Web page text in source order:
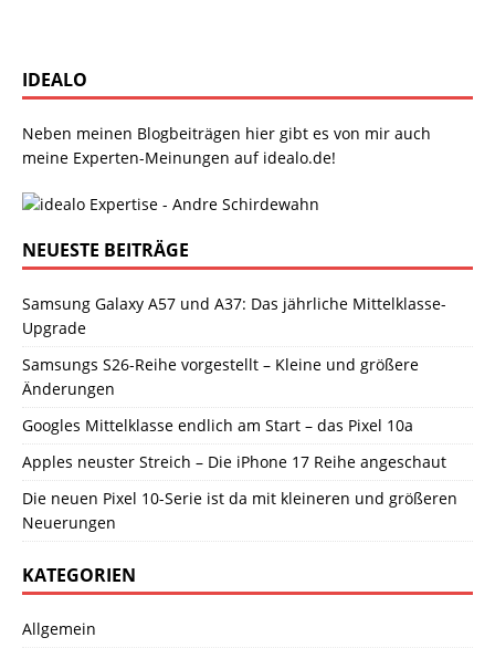
IDEALO
Neben meinen Blogbeiträgen hier gibt es von mir auch
meine Experten-Meinungen auf idealo.de!
NEUESTE BEITRÄGE
Samsung Galaxy A57 und A37: Das jährliche Mittelklasse-
Upgrade
Samsungs S26-Reihe vorgestellt – Kleine und größere
Änderungen
Googles Mittelklasse endlich am Start – das Pixel 10a
Apples neuster Streich – Die iPhone 17 Reihe angeschaut
Die neuen Pixel 10-Serie ist da mit kleineren und größeren
Neuerungen
KATEGORIEN
Allgemein